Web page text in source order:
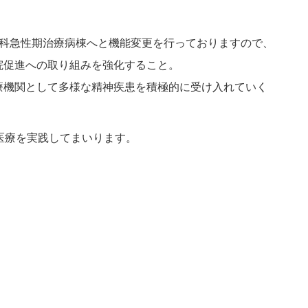
性期治療病棟へと機能変更を行っておりますので、
進への取り組みを強化すること。
関として多様な精神疾患を積極的に受け入れていく
を実践してまいります。